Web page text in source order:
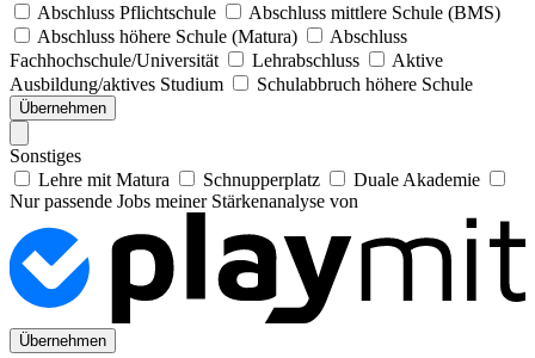
Abschluss Pflichtschule
Abschluss mittlere Schule (BMS)
Abschluss höhere Schule (Matura)
Abschluss
Fachhochschule/Universität
Lehrabschluss
Aktive
Ausbildung/aktives Studium
Schulabbruch höhere Schule
Übernehmen
Sonstiges
Lehre mit Matura
Schnupperplatz
Duale Akademie
Nur passende Jobs meiner Stärkenanalyse von
Übernehmen